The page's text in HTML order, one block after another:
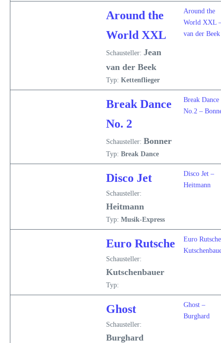
Around the
World XXL
Schausteller: Jean
van der Beek
Typ: Kettenflieger
Around the
World XXL
van der Beek
Break Dance
No. 2
Schausteller: Bonner
Typ: Break Dance
Break Dance
No.2 –
Disco Jet
Schausteller:
Heitmann
Typ: Musik-Express
Disco Jet –
Heitmann
Euro Rutsche
Schausteller:
Kutschenbauer
Typ:
Euro
Ghost
Schausteller:
Burghard
Ghost –
Burghard